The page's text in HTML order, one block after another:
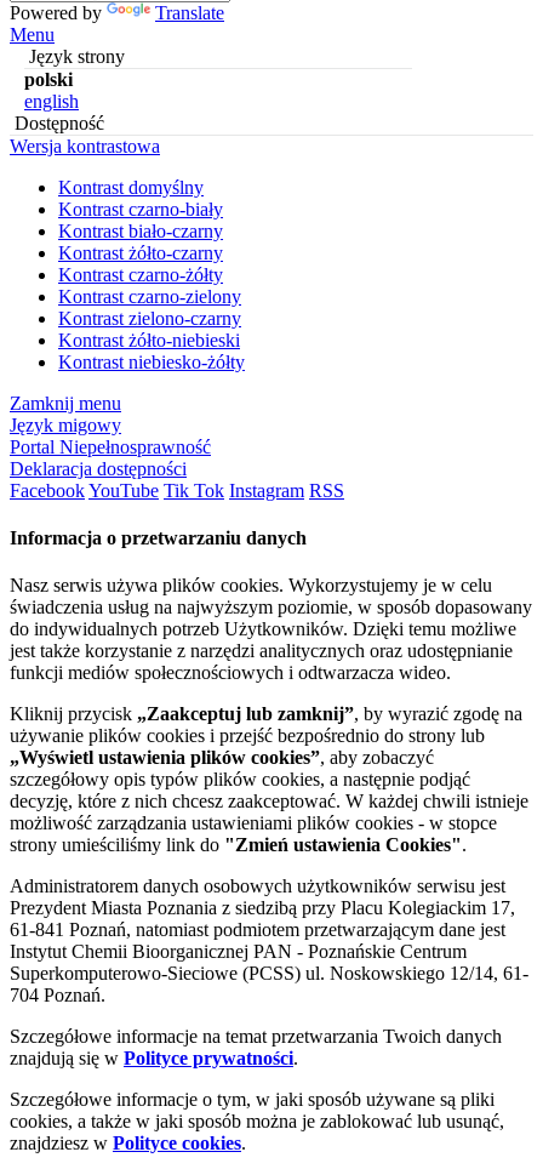
Powered by
Translate
Menu
Język strony
polski
english
Dostępność
Wersja kontrastowa
Kontrast domyślny
Kontrast czarno-biały
Kontrast biało-czarny
Kontrast żółto-czarny
Kontrast czarno-żółty
Kontrast czarno-zielony
Kontrast zielono-czarny
Kontrast żółto-niebieski
Kontrast niebiesko-żółty
Zamknij menu
Język migowy
Portal Niepełnosprawność
Deklaracja dostępności
FacebookYouTube Tik Tok Instagram RSS
Informacja o przetwarzaniu danych
Nasz serwis używa plików cookies. Wykorzystujemy je w celu
świadczenia usług na najwyższym poziomie, w sposób dopasowany
do indywidualnych potrzeb Użytkowników. Dzięki temu możliwe
jest także korzystanie z narzędzi analitycznych oraz udostępnianie
funkcji mediów społecznościowych i odtwarzacza wideo.
Kliknij przycisk „Zaakceptuj lub zamknij”, by wyrazić zgodę na
używanie plików cookies i przejść bezpośrednio do strony lub
„Wyświetl ustawienia plików cookies”, aby zobaczyć
szczegółowy opis typów plików cookies, a następnie podjąć
decyzję, które z nich chcesz zaakceptować. W każdej chwili istnieje
możliwość zarządzania ustawieniami plików cookies - w stopce
strony umieściliśmy link do "Zmień ustawienia Cookies".
Administratorem danych osobowych użytkowników serwisu jest
Prezydent Miasta Poznania z siedzibą przy Placu Kolegiackim 17,
61-841 Poznań, natomiast podmiotem przetwarzającym dane jest
Instytut Chemii Bioorganicznej PAN - Poznańskie Centrum
Superkomputerowo-Sieciowe (PCSS) ul. Noskowskiego 12/14, 61-
704 Poznań.
Szczegółowe informacje na temat przetwarzania Twoich danych
znajdują się w Polityce prywatności.
Szczegółowe informacje o tym, w jaki sposób używane są pliki
cookies, a także w jaki sposób można je zablokować lub usunąć,
znajdziesz w Polityce cookies.